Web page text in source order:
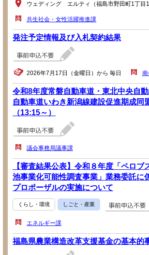
ウェディング エルティ（福島市野田町1丁目
共生社会・女性活躍推進課
発注予定情報及び入札契約結果
2026年7月17日（金曜日）から 毎日
令和8年度常磐自動車道・東北中央自
自動車道いわき新潟線建設促進期成同
（13:15～）
議会事務局議事課
【審査結果公表】令和８年度「ペロブ
池事業化可能性調査事業」業務委託に
プロポーザルの実施について
くらし・環境 しごと・産業
エネルギー課
福島県農業構造改革支援基金の基本的